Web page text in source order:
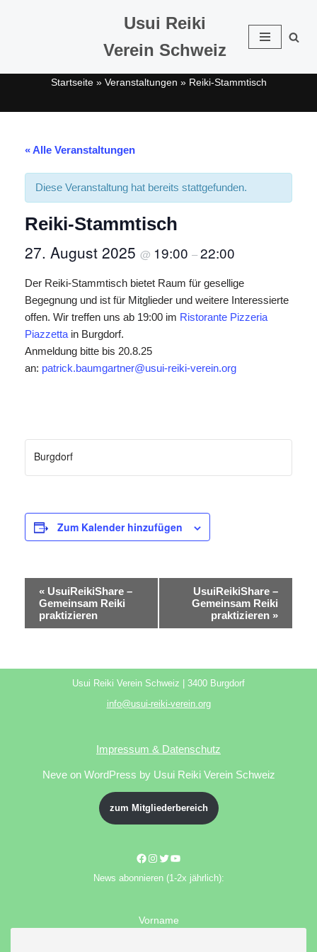
springen
Usui Reiki
Verein Schweiz
Startseite» Veranstaltungen » Reiki-Stammtisch
« Alle Veranstaltungen
Diese Veranstaltung hat bereits stattgefunden.
Reiki-Stammtisch
27. August 2025 @ 19:00 –22:00
Der Reiki-Stammtisch bietet Raum für gesellige
Begegnung und ist für Mitglieder und weitere Interessierte
offen. Wir treffen uns ab 19:00 im Ristorante Pizzeria
Piazzetta in Burgdorf.
Anmeldung bitte bis 20.8.25
an: patrick.baumgartner@usui-reiki-verein.org
Burgdorf
Zum Kalender hinzufügen
Veranstaltung-
Navigation
« UsuiReikiShare –
Gemeinsam Reiki
praktizieren
UsuiReikiShare –
Gemeinsam Reiki
praktizieren »
Usui Reiki Verein Schweiz | 3400 Burgdorf
info@usui-reiki-verein.org
Impressum & Datenschutz
Neveon WordPress by Usui Reiki Verein Schweiz
zum Mitgliederbereich
News abonnieren (1-2x jährlich):
Vorname